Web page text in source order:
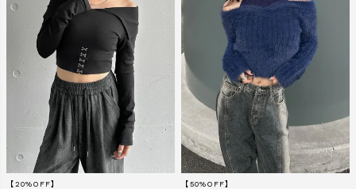
【20%OFF】 【50%OFF】